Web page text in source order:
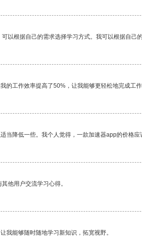
以根据自己的需求选择学习方式。我可以根据自己
的工作效率提高了50%，让我能够更轻松地完成工作
当降低一些。我个人觉得，一款加速器app的价格应
他用户交流学习心得。
我能够随时随地学习新知识，拓宽视野。